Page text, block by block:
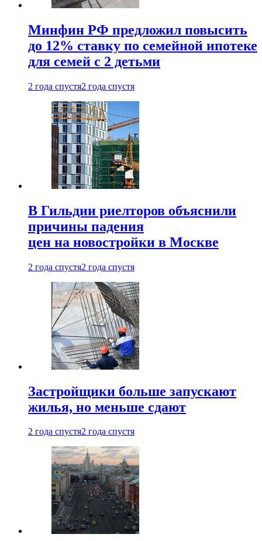
Минфин РФ предложил повысить
до 12% ставку по семейной ипотеке
для семей с 2 детьми
2 года спустя2 года спустя
В Гильдии риелторов объяснили
причины падения
цен на новостройки в Москве
2 года спустя2 года спустя
Застройщики больше запускают
жилья, но меньше сдают
2 года спустя2 года спустя